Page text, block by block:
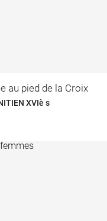
au pied de la Croix
XVIè s